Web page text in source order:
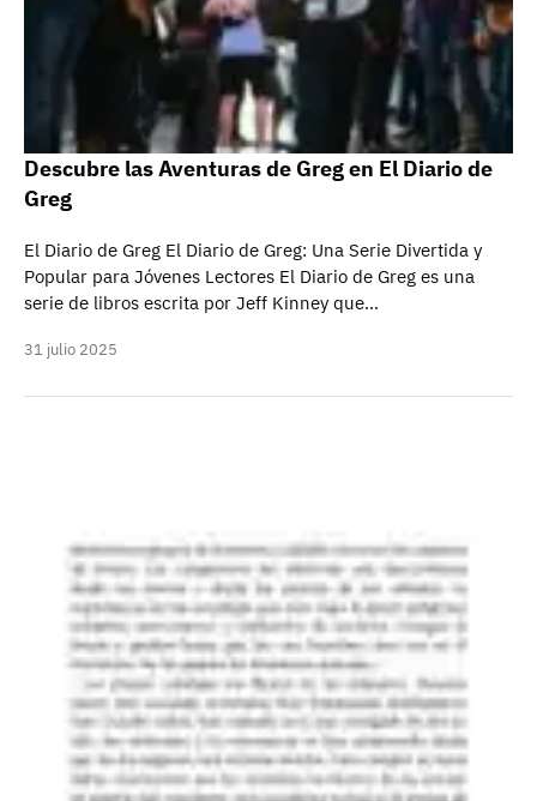
Descubre las Aventuras de Greg en El Diario de
Greg
El Diario de Greg El Diario de Greg: Una Serie Divertida y
Popular para Jóvenes Lectores El Diario de Greg es una
serie de libros escrita por Jeff Kinney que…
31 julio 2025